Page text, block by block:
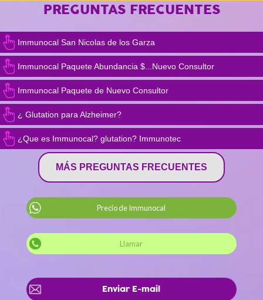
PREGUNTAS FRECUENTES
Immunocal San Nicolas de los Garza
Immunocal Paquete Abundancia $...Nuevo Consultor
Immunocal Paquete de Nuevo Consultor
¿ Glutation para Alzheimer?
¿Que es Immunocal? glutation? Immunotec
MÁS PREGUNTAS FRECUENTES
Precio de Immunocal
Llamar
Enviar E-mail